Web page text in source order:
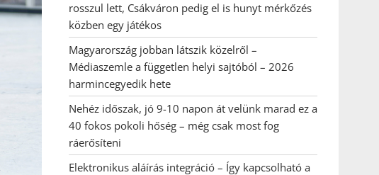
rosszul lett, Csákváron pedig el is hunyt mérkőzés
közben egy játékos
Magyarország jobban látszik közelről –
Médiaszemle a független helyi sajtóból – 2026
harmincegyedik hete
Nehéz időszak, jó 9-10 napon át velünk marad ez a
40 fokos pokoli hőség – még csak most fog
ráerősíteni
Elektronikus aláírás integráció – Így kapcsolható a